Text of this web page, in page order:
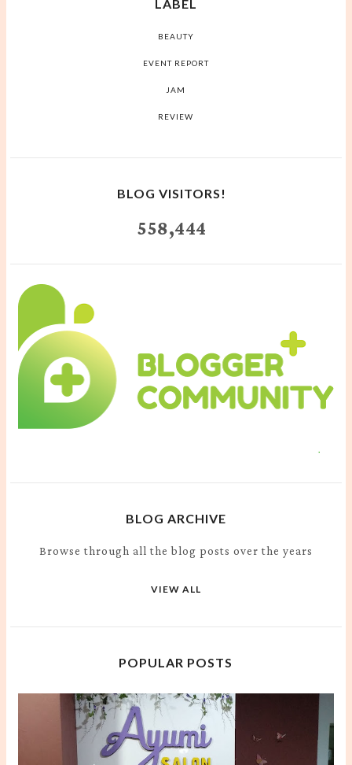
LABEL
BEAUTY
EVENT REPORT
JAM
REVIEW
BLOG VISITORS!
558,444
BLOG ARCHIVE
Browse through all the blog posts over the years
VIEW ALL
POPULAR POSTS